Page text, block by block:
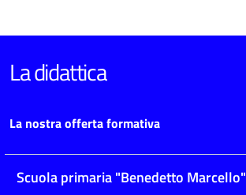
La didattica
La nostra offerta formativa
Scuola primaria "Benedetto Marcello"